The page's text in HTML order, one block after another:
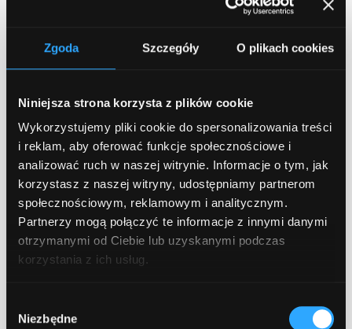
Zgoda Szczegóły O plikach cookies
Niniejsza strona korzysta z plików cookie
Wykorzystujemy pliki cookie do spersonalizowania treści
i reklam, aby oferować funkcje społecznościowe i
analizować ruch w naszej witrynie. Informacje o tym, jak
korzystasz z naszej witryny, udostępniamy partnerom
społecznościowym, reklamowym i analitycznym.
Partnerzy mogą połączyć te informacje z innymi danymi
otrzymanymi od Ciebie lub uzyskanymi podczas
korzystania z ich usług.
zgody
Niezbędne
Podsumowując, wybór odpowiedniej firmy
Warto zwrócić uwagę na doświadczenie i
opinię firmy, zespół pracowników oraz
podejście do klienta. Dzięki temu zespół
konsultantów IT będzie mógł pomóc w
dostosowaniu odpowiednich rozwiązań,
które pozwolą na efektywną i efektywną
pracę w dzisiejszym konkurencyjnym rynku.
digitalizacja biznesu?